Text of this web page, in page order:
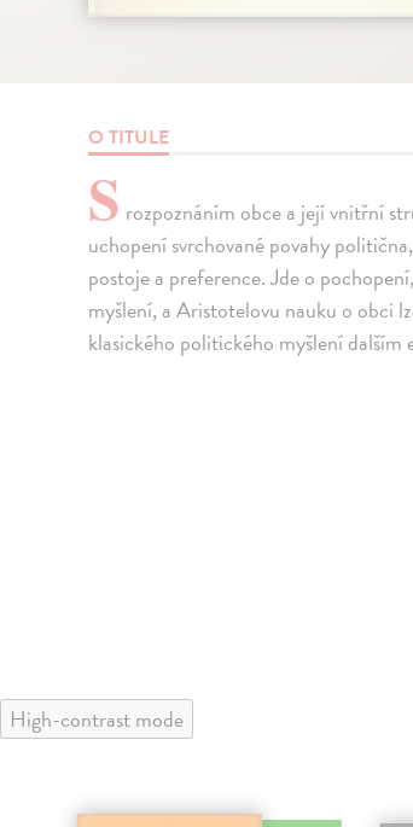
O TITULE
S rozpoznáním obce a její vnitřní
uchopení svrchované povahy
postoje a preference. Jde o
myšlení, a Aristotelovu nauku o obci
klasického politického myšlení dalším
High-contrast mode